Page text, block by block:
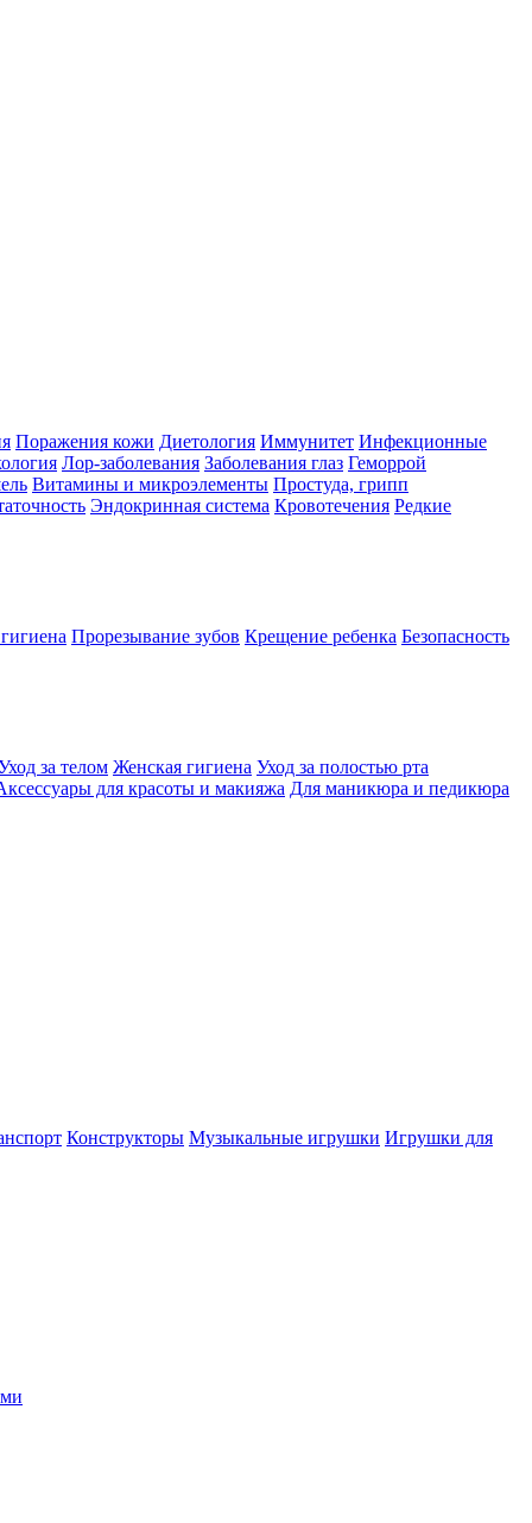
Поражения кожи Диетология Иммунитет Инфекционные
Лор-заболевания Заболевания глаз Геморрой
Витамины и микроэлементы Простуда, грипп
Эндокринная система Кровотечения Редкие
Прорезывание зубов Крещение ребенка Безопасность
за телом Женская гигиена Уход за полостью рта
для красоты и макияжа Для маникюра и педикюра
Конструкторы Музыкальные игрушки Игрушки для